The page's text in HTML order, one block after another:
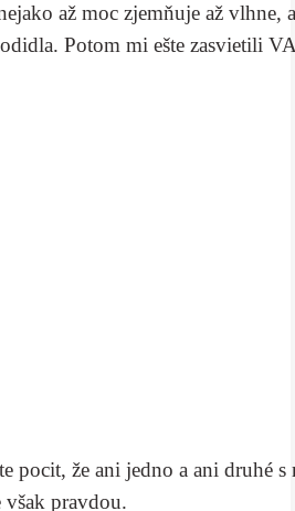
až moc zjemňuje až vlhne,
Potom mi ešte zasvietili
pocit, že ani jedno a ani druhé
však pravdou.